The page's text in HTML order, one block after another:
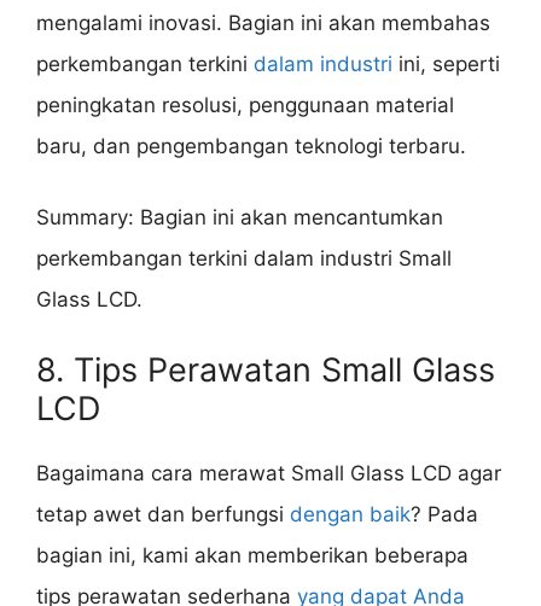
mengalami inovasi. Bagian ini akan membahas
perkembangan terkini dalam industri ini, seperti
peningkatan resolusi, penggunaan material
baru, dan pengembangan teknologi terbaru.
Summary: Bagian ini akan mencantumkan
perkembangan terkini dalam industri Small
Glass LCD.
8. Tips Perawatan Small Glass
LCD
Bagaimana cara merawat Small Glass LCD agar
tetap awet dan berfungsi dengan baik? Pada
bagian ini, kami akan memberikan beberapa
tips perawatan sederhana yang dapat Anda